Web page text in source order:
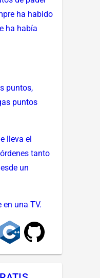
ha habido
ha había
puntos,
puntos
lleva el
tanto
un
una TV.